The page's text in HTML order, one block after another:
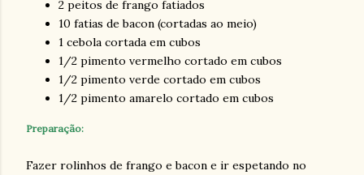
2 peitos de frango fatiados
10 fatias de bacon (cortadas ao meio)
1 cebola cortada em cubos
1/2 pimento vermelho cortado em cubos
1/2 pimento verde cortado em cubos
1/2 pimento amarelo cortado em cubos
Preparação:
Fazer rolinhos de frango e bacon e ir espetando no